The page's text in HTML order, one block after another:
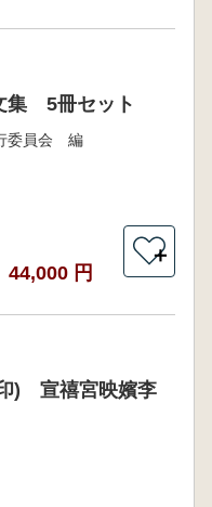
集 5冊セット
委員会 編
44,000 円
＋
宣禧宮映嬪李